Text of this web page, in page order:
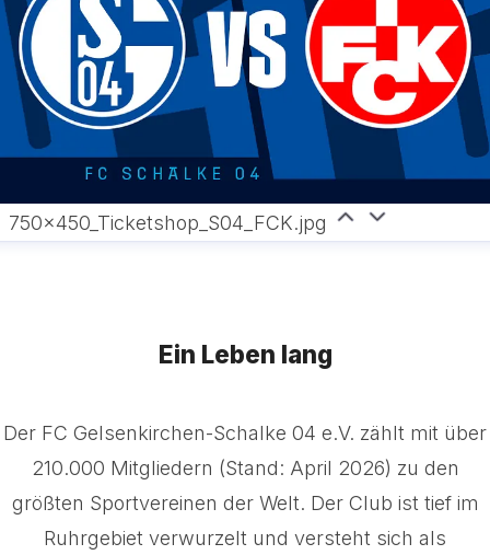
750x450_Ticketshop_S04_FCK.jpg
Ein Leben lang
Der FC Gelsenkirchen-Schalke 04 e.V. zählt mit über
210.000 Mitgliedern (Stand: April 2026) zu den
größten Sportvereinen der Welt. Der Club ist tief im
Ruhrgebiet verwurzelt und versteht sich als